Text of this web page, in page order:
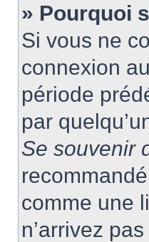
» Pourquoi
Si vous ne
connexion
période
par
Se souvenir
comme une
n’arrivez